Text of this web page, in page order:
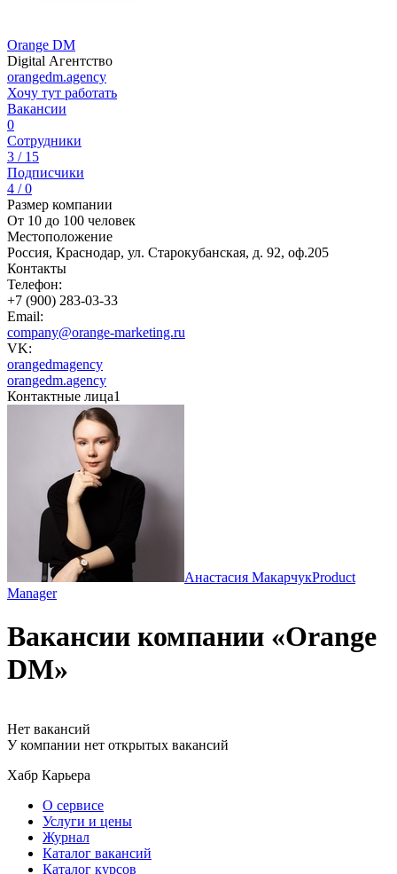
Orange DM
Digital Агентство
orangedm.agency
Хочу тут работать
Вакансии
0
Сотрудники
3 / 15
Подписчики
4 / 0
Размер компании
От 10 до 100 человек
Местоположение
Россия, Краснодар, ул. Старокубанская, д. 92, оф.205
Контакты
Телефон:
+7 (900) 283-03-33
Email:
company@orange-marketing.ru
VK:
orangedmagency
orangedm.agency
Контактные лица1
Анастасия МакарчукProduct
Manager
Вакансии компании «Orange
DM»
Нет вакансий
У компании нет открытых вакансий
Хабр Карьера
О сервисе
Услуги и цены
Журнал
Каталог вакансий
Каталог курсов